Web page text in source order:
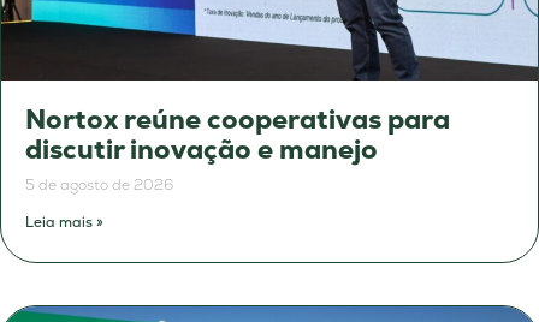
Nortox reúne cooperativas para
discutir inovação e manejo
5 de agosto de 2026
Leia mais »